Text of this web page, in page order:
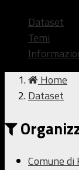
Dataset
Temi
Home
Dataset
Comune